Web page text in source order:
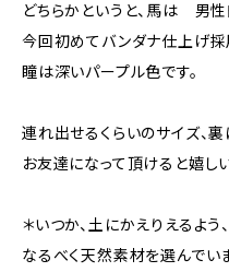
どちらかというと、馬は 男性
今回初めてバンダナ仕上げ採
瞳は深いパープル色です。
連れ出せるくらいのサイズ、
お友達になって頂けると嬉しい
＊いつか、土にかえりえるよう、
なるべく天然素材を選んでいま